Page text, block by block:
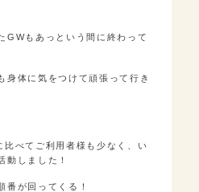
GWもあっという間に終わって
身体に気をつけて頑張って行き
比べてご利用者様も少なく、い
動しました！
番が回ってくる！